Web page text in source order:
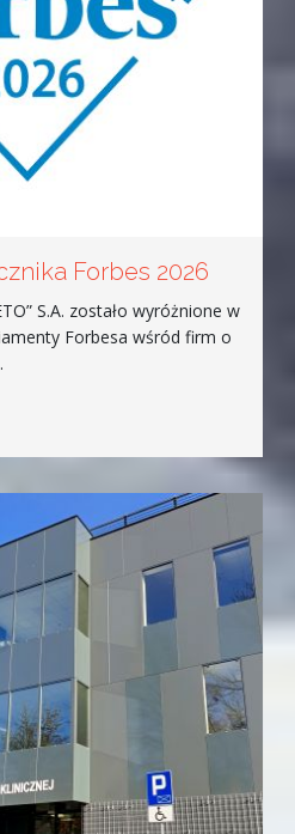
Forbes 2026
S.A. zostało wyróżnione w
Forbesa wśród firm o